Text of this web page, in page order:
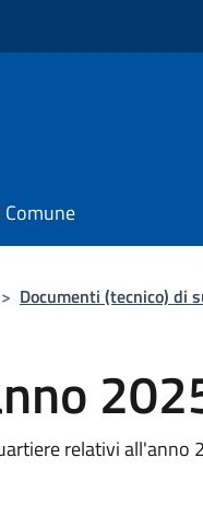
> Documenti (tecnico) di
relativi all'anno